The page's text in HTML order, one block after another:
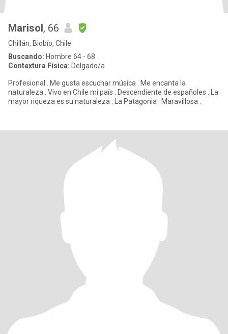
Marisol, 66
Chillán, Biobío, Chile
Buscando: Hombre 64 - 68
Contextura Física: Delgado/a
Profesional . Me gusta escuchar música . Me encanta la
naturaleza . Vivo en Chile mi país . Descendiente de españoles . La
mayor riqueza es su naturaleza . La Patagonia . Maravillosa .